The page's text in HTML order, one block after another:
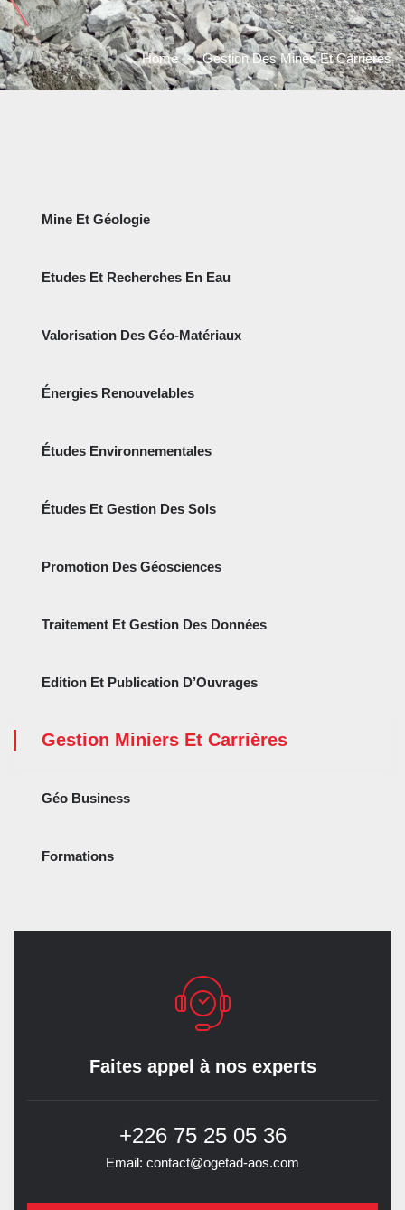
Home Gestion Des Mines Et Carrières
Mine Et Géologie
Etudes Et Recherches En Eau
Valorisation Des Géo-Matériaux
Énergies Renouvelables
Études Environnementales
Études Et Gestion Des Sols
Promotion Des Géosciences
Traitement Et Gestion Des Données
Edition Et Publication D’Ouvrages
Gestion Miniers Et Carrières
Géo Business
Formations
Faites appel à nos experts
+226 75 25 05 36
Email: contact@ogetad-aos.com